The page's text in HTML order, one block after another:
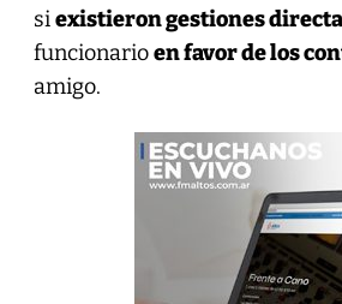
siexistieron gestiones
funcionarioen favor de los
amigo.